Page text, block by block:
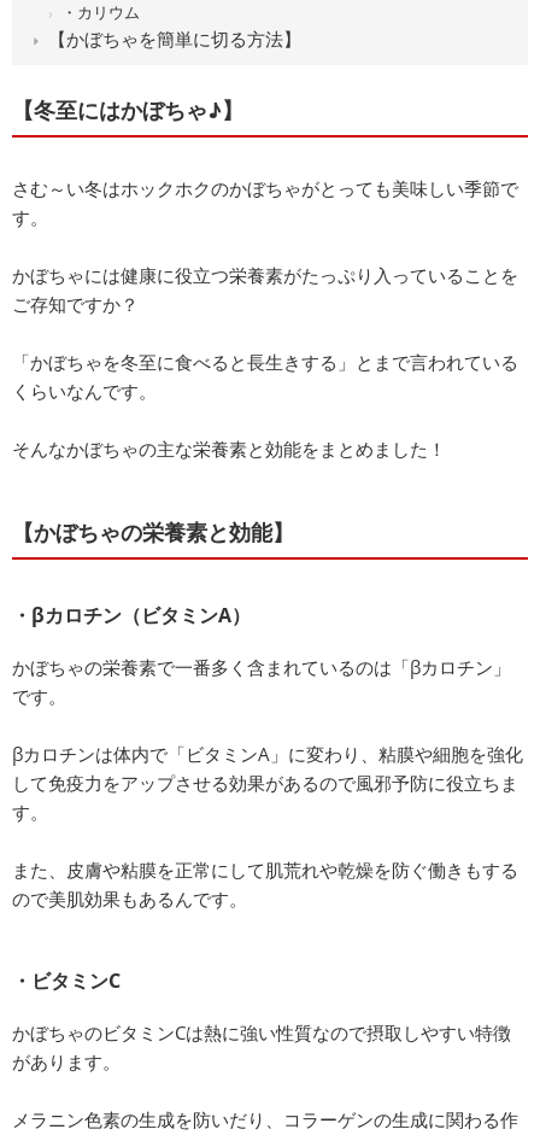
・カリウム
【かぼちゃを簡単に切る方法】
【冬至にはかぼちゃ♪】
さむ～い冬はホックホクのかぼちゃがとっても美味しい季節で
す。
かぼちゃには健康に役立つ栄養素がたっぷり入っていることを
ご存知ですか？
「かぼちゃを冬至に食べると長生きする」とまで言われている
くらいなんです。
そんなかぼちゃの主な栄養素と効能をまとめました！
【かぼちゃの栄養素と効能】
・βカロチン（ビタミンA）
かぼちゃの栄養素で一番多く含まれているのは「βカロチン」
です。
βカロチンは体内で「ビタミンA」に変わり、粘膜や細胞を強化
して免疫力をアップさせる効果があるので風邪予防に役立ちま
す。
また、皮膚や粘膜を正常にして肌荒れや乾燥を防ぐ働きもする
ので美肌効果もあるんです。
・ビタミンC
かぼちゃのビタミンCは熱に強い性質なので摂取しやすい特徴
があります。
メラニン色素の生成を防いだり、コラーゲンの生成に関わる作